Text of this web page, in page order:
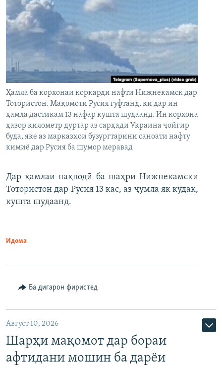
Ҳамла ба корхонаи коркарди нафти Нижнекамск дар
Тотористон. Мақомоти Русия гуфтанд, ки дар ин
ҳамла дастикам 13 нафар кушта шудаанд. Ин корхона
ҳазор километр дуртар аз сарҳади Украина ҷойгир
буда, яке аз марказҳои бузургтарини саноати нафту
кимиё дар Русия ба шумор меравад
Дар ҳамлаи паҳподӣ ба шаҳри Нижнекамски
Тотористон дар Русия 13 кас, аз ҷумла як кӯдак,
кушта шудаанд.
Идома
Ба дигарон фиристед
Август 10, 2026
Шарҳи мақомот дар бораи
афтидани мошин ба дарёи